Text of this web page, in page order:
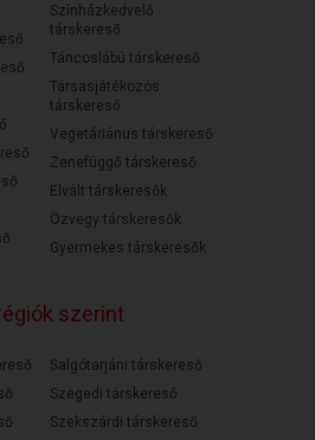
Színházkedvelő
társkereső
Táncoslábú társkereső
Társasjátékozós
társkereső
Vegetáriánus társkereső
Zenefüggő társkereső
Elvált társkeresők
Özvegy társkeresők
Gyermekes társkeresők
szerint
Salgótarjáni társkereső
Szegedi társkereső
Szekszárdi társkereső